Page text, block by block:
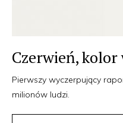
Czerwień, kolor
Pierwszy wyczerpujący
milionów ludzi.